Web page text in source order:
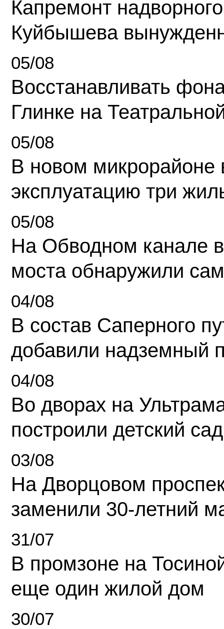
Капремонт
Куйбышева
05/08
Восстанавливать
Глинке на
05/08
В новом микрорайоне
эксплуатацию три
05/08
На Обводном канале
моста обнаружили
04/08
В состав Саперного
добавили надземный
04/08
Во дворах на
построили детский сад
03/08
На Дворцовом
заменили 30-летний
31/07
В промзоне на
еще один жилой дом
30/07